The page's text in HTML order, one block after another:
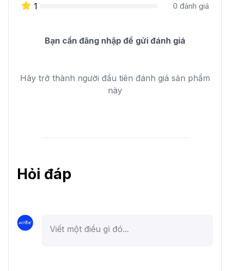
1 0 đánh giá
Bạn cần đăng nhập để gửi đánh giá
Hãy trở thành người đầu tiên đánh giá sản phẩm
này
Hỏi đáp